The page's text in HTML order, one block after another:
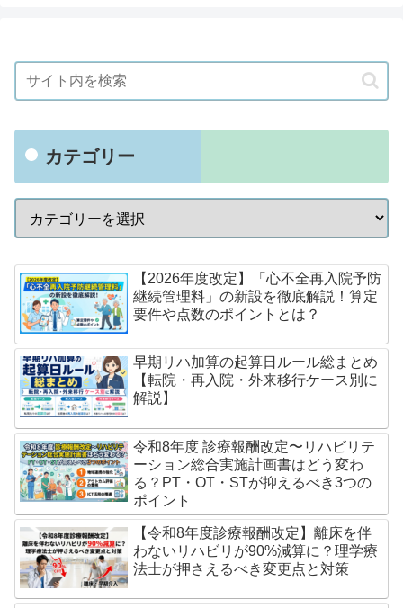
カテゴリー
【2026年度改定】「心不全再入院予防
継続管理料」の新設を徹底解説！算定
要件や点数のポイントとは？
早期リハ加算の起算日ルール総まとめ
【転院・再入院・外来移行ケース別に
解説】
令和8年度 診療報酬改定〜リハビリテ
ーション総合実施計画書はどう変わ
る？PT・OT・STが抑えるべき3つの
ポイント
【令和8年度診療報酬改定】離床を伴
わないリハビリが90%減算に？理学療
法士が押さえるべき変更点と対策